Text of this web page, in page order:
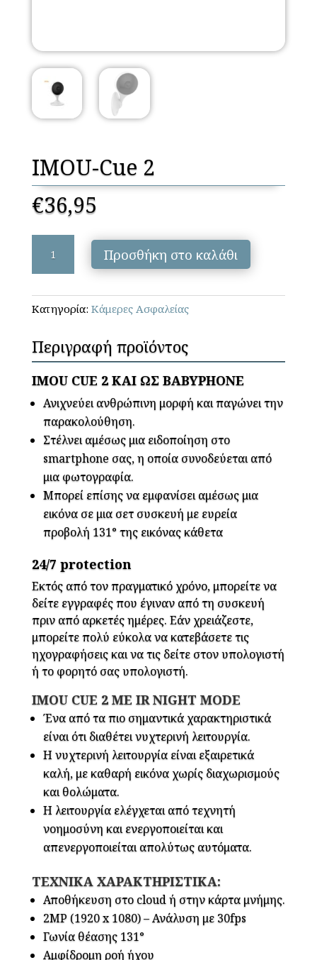
IMOU-Cue 2
€36,95
Cue
2
ποσότητα
Προσθήκη στο καλάθι
Κατηγορία: Κάμερες Ασφαλείας
Περιγραφή προϊόντος
IMOU CUE 2 ΚΑΙ ΩΣ BABYPHONE
Ανιχνεύει ανθρώπινη μορφή και παγώνει την
παρακολούθηση.
Στέλνει αμέσως μια ειδοποίηση στο
smartphone σας, η οποία συνοδεύεται από
μια φωτογραφία.
Μπορεί επίσης να εμφανίσει αμέσως μια
εικόνα σε μια σετ συσκευή με ευρεία
προβολή 131° της εικόνας κάθετα
24/7 protection
Εκτός από τον πραγματικό χρόνο, μπορείτε να
δείτε εγγραφές που έγιναν από τη συσκευή
πριν από αρκετές ημέρες. Εάν χρειάζεστε,
μπορείτε πολύ εύκολα να κατεβάσετε τις
ηχογραφήσεις και να τις δείτε στον υπολογιστή
ή το φορητό σας υπολογιστή.
IMOU CUE 2 ΜΕ IR NIGHT MODE
Ένα από τα πιο σημαντικά χαρακτηριστικά
είναι ότι διαθέτει νυχτερινή λειτουργία.
Η νυχτερινή λειτουργία είναι εξαιρετικά
καλή, με καθαρή εικόνα χωρίς διαχωρισμούς
και θολώματα.
Η λειτουργία ελέγχεται από τεχνητή
νοημοσύνη και ενεργοποιείται και
απενεργοποιείται απολύτως αυτόματα.
ΤΕΧΝΙΚΑ ΧΑΡΑΚΤΗΡΙΣΤΙΚΑ:
Αποθήκευση στο cloud ή στην κάρτα μνήμης.
2MP (1920 x 1080) – Ανάλυση με 30fps
Γωνία θέασης 131°
Αμφίδρομη ροή ήχου